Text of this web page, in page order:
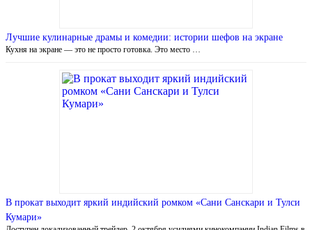
Лучшие кулинарные драмы и комедии: истории шефов на экране
Кухня на экране — это не просто готовка. Это место …
В прокат выходит яркий индийский ромком «Сани Санскари и Тулси
Кумари»